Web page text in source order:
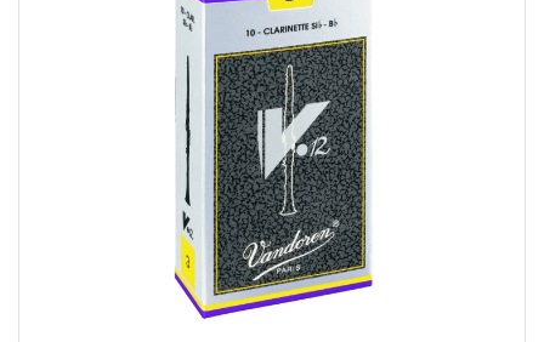
Snaarinstrumenten
Blaasinstrumenten